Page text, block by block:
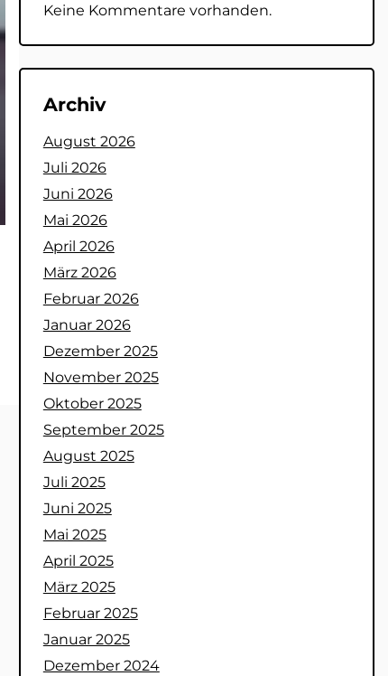
Keine Kommentare vorhanden.
Archiv
August 2026
Juli 2026
Juni 2026
Mai 2026
April 2026
März 2026
Februar 2026
Januar 2026
Dezember 2025
November 2025
Oktober 2025
September 2025
August 2025
Juli 2025
Juni 2025
Mai 2025
April 2025
März 2025
Februar 2025
Januar 2025
Dezember 2024